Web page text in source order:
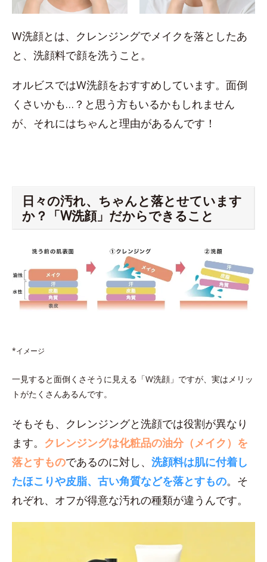
W洗顔とは、クレンジングでメイクを落としたあ
と、洗顔料で顔を洗うこと。
オルビスではW洗顔をおすすめしています。面倒
くさいかも…？と思う方もいるかもしれません
が、それにはちゃんと理由があるんです！
日々の汚れ、ちゃんと落とせています
か？「W洗顔」だからできること
*イメージ
一見すると面倒くさそうに見える「W洗顔」ですが、実はメリッ
トがたくさんあるんです。
そもそも、クレンジングと洗顔では役割が異なり
ます。 クレンジングは化粧品の油分（メイク）を
落とすものであるのに対し、 洗顔料は肌に付着し
たほこりや皮脂、古い角質などを落とすもの。そ
れぞれ、オフが得意な汚れの種類が違うんです。